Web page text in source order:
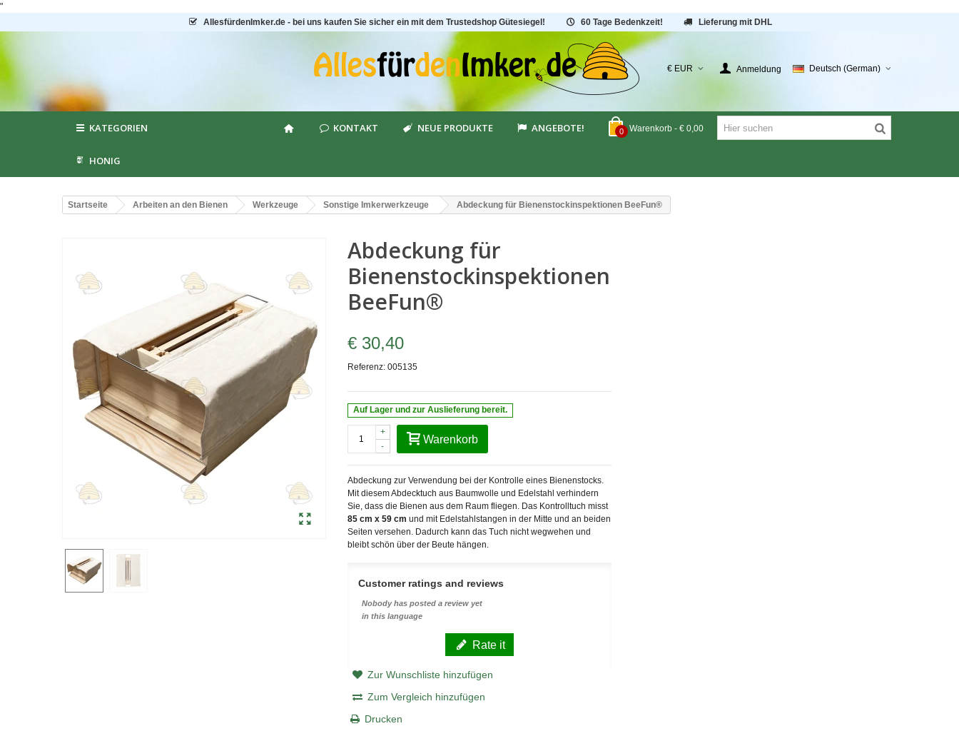
"
AllesfürdenImker.de - bei uns kaufen Sie sicher ein mit dem Trustedshop Gütesiegel!
60 Tage Bedenkzeit! Lieferung mit DHL
€ EUR Anmeldung Deutsch (German)
0 Warenkorb - € 0,00
KATEGORIEN KONTAKT NEUE PRODUKTE ANGEBOTE!
HONIG
Startseite Arbeiten an den Bienen Werkzeuge Sonstige Imkerwerkzeuge Abdeckung für Bienenstockinspektionen BeeFun®
Abdeckung für
Bienenstockinspektionen
BeeFun®
€ 30,40
Referenz: 005135
Auf Lager und zur Auslieferung bereit.
-
+
Warenkorb
Abdeckung zur Verwendung bei der Kontrolle eines Bienenstocks.
Mit diesem Abdecktuch aus Baumwolle und Edelstahl verhindern
Sie, dass die Bienen aus dem Raum fliegen. Das Kontrolltuch misst
85 cm x 59 cm und mit Edelstahlstangen in der Mitte und an beiden
Seiten versehen. Dadurch kann das Tuch nicht wegwehen und
bleibt schön über der Beute hängen.
Customer ratings and reviews
Nobody has posted a review yet
in this language
Rate it
Zur Wunschliste hinzufügen
Zum Vergleich hinzufügen
Drucken